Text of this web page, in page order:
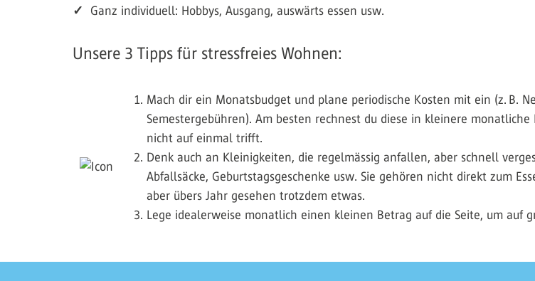
✓ Ganz individuell: Hobbys, Ausgang, auswärts essen usw.
Unsere 3 Tipps für stressfreies Wohnen:
Mach dir ein Monatsbudget und plane periodische Kosten mit ein (z. B.
Semestergebühren). Am besten rechnest du diese in kleinere
nicht auf einmal trifft.
Denk auch an Kleinigkeiten, die regelmässig anfallen, aber schnell
Abfallsäcke, Geburtstagsgeschenke usw. Sie gehören nicht direkt zum
aber übers Jahr gesehen trotzdem etwas.
Lege idealerweise monatlich einen kleinen Betrag auf die Seite, um auf